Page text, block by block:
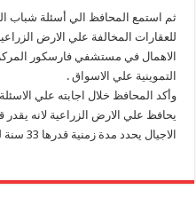
ثم استمع المحافظ الي أسئلة شباب
للعقارات المخالفة علي الارض
الاهمال في مستشفي فارسكور
التموينية علي الاسواق .
وأكد المحافظ خلال اجابته علي
يحافظ علي الارض الزراعية لانه
الاجيال يحدد مدة زمنية قدرها 33 سنة لتغيير ثقافة الشعوب .